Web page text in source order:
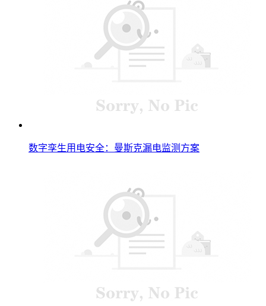
数字孪生用电安全：曼斯克漏电监测方案